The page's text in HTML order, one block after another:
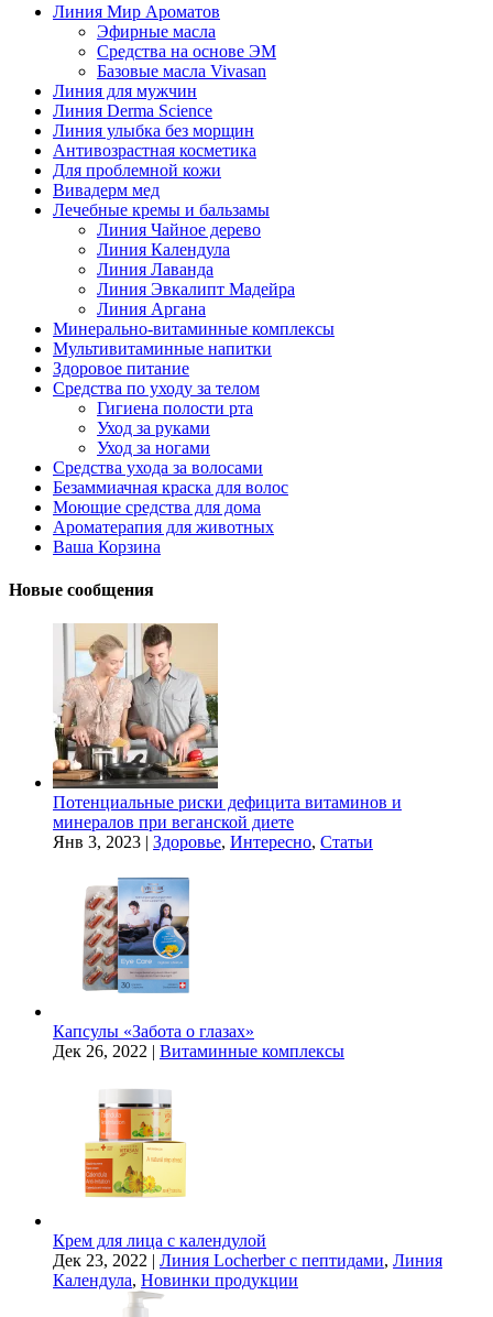
Линия Мир Ароматов
Эфирные масла
Средства на основе ЭМ
Базовые масла Vivasan
Линия для мужчин
Линия Derma Science
Линия улыбка без морщин
Антивозрастная косметика
Для проблемной кожи
Вивадерм мед
Лечебные кремы и бальзамы
Линия Чайное дерево
Линия Календула
Линия Лаванда
Линия Эвкалипт Мадейра
Линия Аргана
Минерально-витаминные комплексы
Мультивитаминные напитки
Здоровое питание
Средства по уходу за телом
Гигиена полости рта
Уход за руками
Уход за ногами
Средства ухода за волосами
Безаммиачная краска для волос
Моющие средства для дома
Ароматерапия для животных
Ваша Корзина
Новые сообщения
Потенциальные риски дефицита витаминов и
минералов при веганской диете
Янв 3, 2023 | Здоровье, Интересно, Статьи
Капсулы «Забота о глазах»
Дек 26, 2022 | Витаминные комплексы
Крем для лица с календулой
Дек 23, 2022 | Линия Locherber с пептидами, Линия
Календула, Новинки продукции